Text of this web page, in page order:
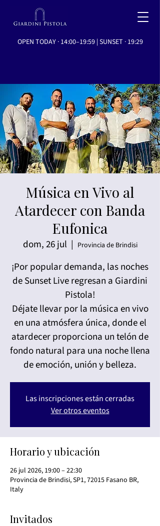
OPEN TODAY · 14:00–19:59 | SUNSET · 19:29
Música en Vivo al
Atardecer con Banda
Eufonica
dom, 26 jul
  |
Provincia de Brindisi
¡Por popular demanda, las noches
de Sunset Live regresan a Giardini
Pistola!
Déjate llevar por la música en vivo
en una atmósfera única, donde el
atardecer proporciona un telón de
fondo natural para una noche llena
de emoción, unión y belleza.
Las inscripciones están cerradas
Ver otros eventos
Horario y ubicación
26 jul 2026, 19:00 – 22:30
Provincia de Brindisi, SP1, 72015 Fasano BR,
Italy
Invitados